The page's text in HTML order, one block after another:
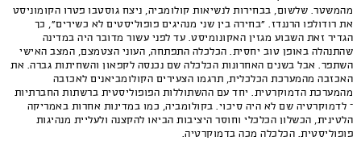
מהמשטר. שלשום, בבחירות לנשיאות קולומביה, ניצח גוסטבו פטרו הקומוניסט
את רודולפו הרננדז. "בחירה בין שני מנהיגים פופוליסטים לא כשירים", כך
הגדיר זאת השבוע מגזין האקונומיסט. עד לפני עשור מדובר היה במדינה
שהתנהלה באופן טוב יחסית. הכלכלה התפתחה, העוני הצטמצם, המצב האישי
השתפר. אבל בשנים האחרונות הכלכלה שם נכנסה לקפאון והשחיתות גברה. את
האכזבה מהמערכת הכלכלית, תרגמו הצעירים הקולומביאנים לאכזבה
מהמערכת הדמוקרטית. יחד עם ההשתוללות הפופוליסטית ברשתות החברתיות
– לדמוקרטיה שם לא היה סיכוי. בקולומביה, כמו במדינות אחרות באמריקה
הלטינית, הכשלון הכלכלי וחוסר היציבות הביאו להקצנה ולעליית מנהיגות
פופוליסטית. הכלכלה מכה בדמוקרטיה.